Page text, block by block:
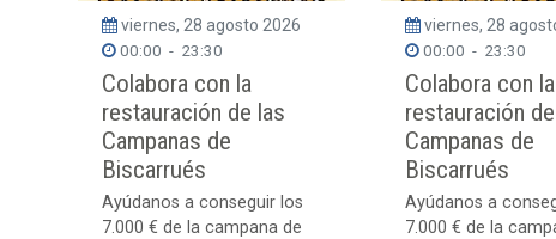
viernes, 28 agosto 2026
00:00 - 23:30
Colabora con la
restauración de las
Campanas de
Biscarrués
Ayúdanos a conseguir los
7.000 € de la campana de
viernes, 28
00:00 - 23:30
Colabora con la
restauración
Campanas de
Biscarrués
Ayúdanos a
7.000 € de la